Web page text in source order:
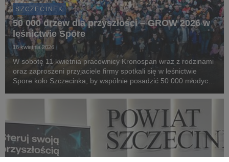
SZCZECINEK
50 000 drzew dla przyszłości – GROW 2026 w
leśnictwie Spore
16 kwietnia 2026
W sobotę 11 kwietnia pracownicy Kronospan wraz z rodzinami
oraz zaproszeni przyjaciele firmy spotkali się w leśnictwie
Spore koło Szczecinka, by wspólnie posadzić 50 000 młodych
największych inicjatyw proekologicz...